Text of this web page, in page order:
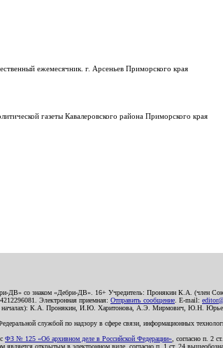
ежемесячник. г. Арсеньев Приморского края
газеты Кавалеровского района Приморского края
ДВ» со знаком «Дебри-ДВ». 16+ Учредитель: Пронякин К.А. (член
Электронная приемная: Отправить сообщение . E-mail:
началах): К.А. Пронякин, И.Ю. Харитонова, А.Э. Мирмович,
службой по надзору в сфере связи, информационных
ФЗ № 125 «Об архивном деле в Российской Федерации» , согласно п. 2
открытым в электронном виде, согласно п. 1 ст. 24